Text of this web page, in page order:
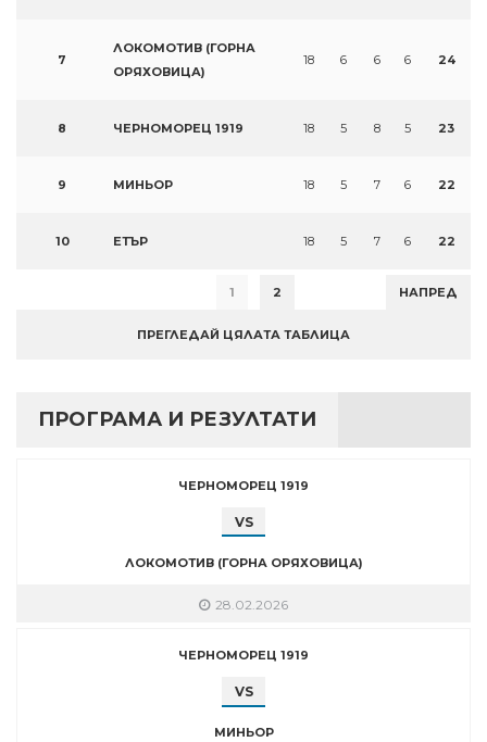
7
ЛОКОМОТИВ (ГОРНА
ОРЯХОВИЦА)
18 6 6 6 24
8 ЧЕРНОМОРЕЦ 1919 18 5 8 5 23
9 МИНЬОР 18 5 7 6 22
10 ЕТЪР 18 5 7 6 22
1 2 НАПРЕД
ПРЕГЛЕДАЙ ЦЯЛАТА ТАБЛИЦА
ПРОГРАМА И РЕЗУЛТАТИ
ЧЕРНОМОРЕЦ 1919
VS
ЛОКОМОТИВ (ГОРНА ОРЯХОВИЦА)
28.02.2026
ЧЕРНОМОРЕЦ 1919
VS
МИНЬОР